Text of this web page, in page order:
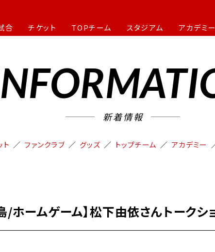
合 チケット TOPチーム スタジアム アカデミー
新着情報
ト ファンクラブ グッズ トップチーム アカデミー
ホームゲーム】松下由依さんトークシ